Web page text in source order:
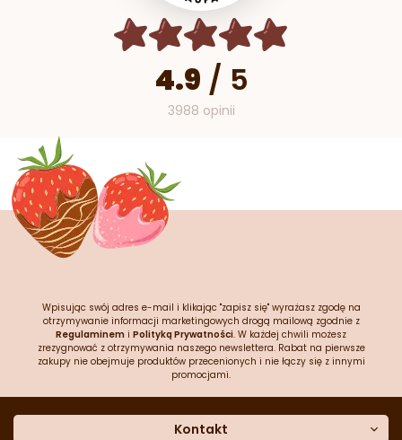
4.9 / 5
3988 opinii
Wpisując swój adres e-mail i klikając "zapisz się" wyrażasz zgodę na
otrzymywanie informacji marketingowych drogą mailową zgodnie z
Regulaminem i Polityką Prywatności. W każdej chwili możesz
zrezygnować z otrzymywania naszego newslettera. Rabat na pierwsze
zakupy nie obejmuje produktów przecenionych i nie łączy się z innymi
promocjami.
Kontakt